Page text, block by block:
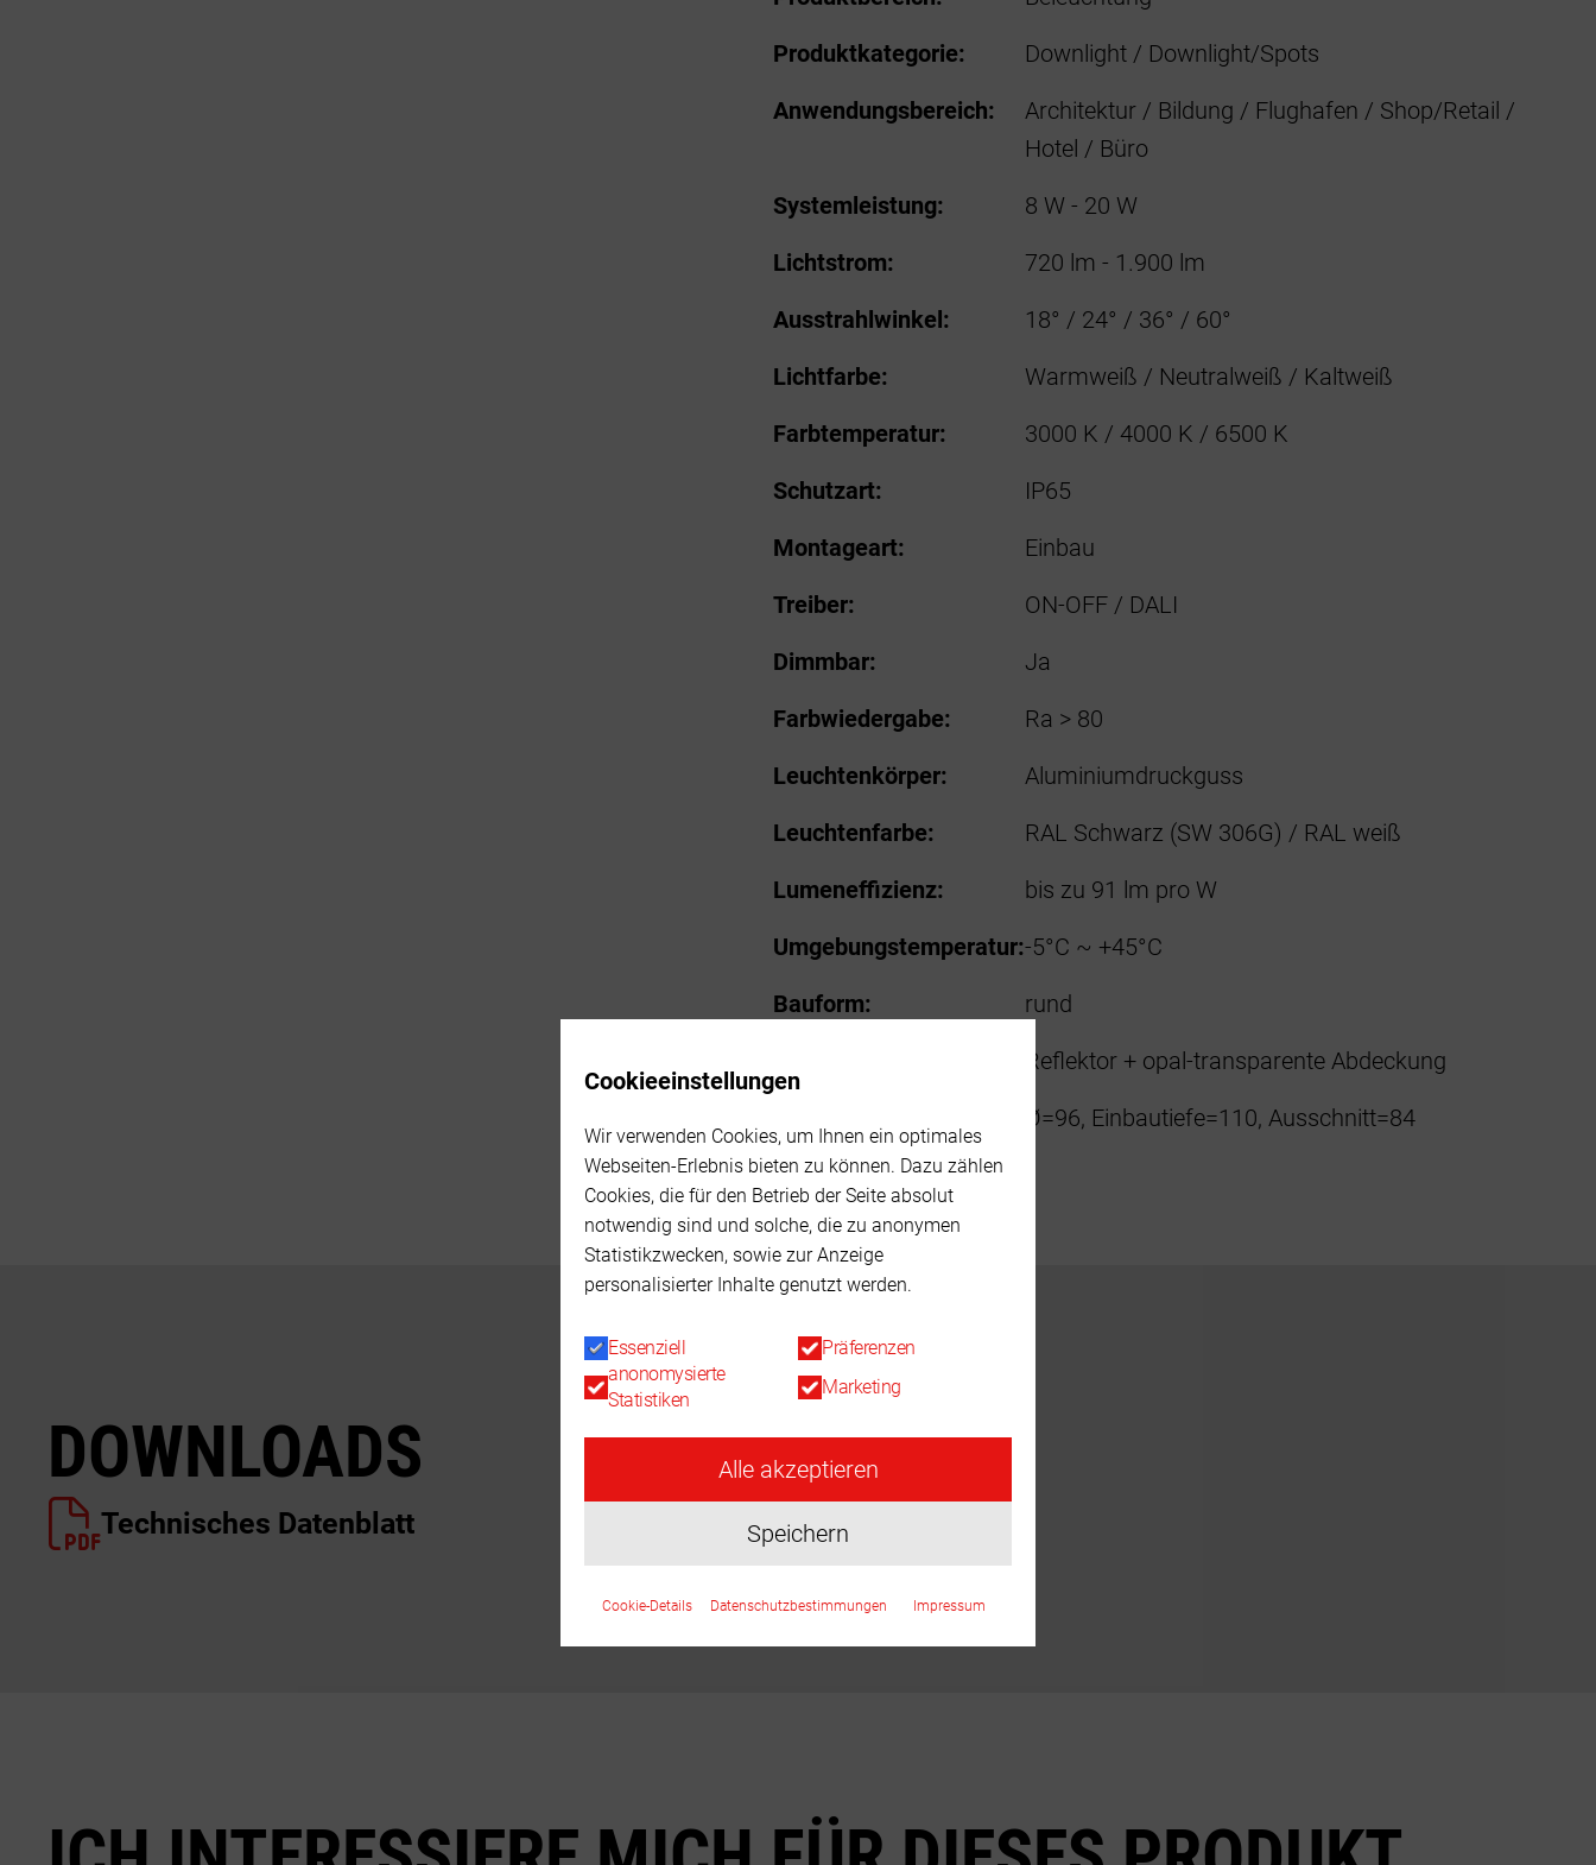
Produktkategorie:
Downlight / Downlight/Spots
Anwendungsbereich:
Architektur / Bildung / Flughafen / Shop/Retail /
Hotel / Büro
Systemleistung:
8 W - 20 W
Lichtstrom:
720 lm - 1.900 lm
Ausstrahlwinkel:
18° / 24° / 36° / 60°
Lichtfarbe:
Warmweiß / Neutralweiß / Kaltweiß
Farbtemperatur:
3000 K / 4000 K / 6500 K
Schutzart:
IP65
Montageart:
Einbau
Treiber:
ON-OFF / DALI
Dimmbar:
Ja
Farbwiedergabe:
Ra > 80
Leuchtenkörper:
Aluminiumdruckguss
Leuchtenfarbe:
RAL Schwarz (SW 306G) / RAL weiß
Lumeneffizienz:
bis zu 91 lm pro W
Umgebungstemperatur:-5°C ~ +45°C
Bauform:
rund
Reflektor + opal-transparente Abdeckung
Ø=96, Einbautiefe=110, Ausschnitt=84
DOWNLOADS
Technisches Datenblatt
Cookieeinstellungen
Wir verwenden Cookies, um Ihnen ein optimales
Webseiten-Erlebnis bieten zu können. Dazu zählen
Cookies, die für den Betrieb der Seite absolut
notwendig sind und solche, die zu anonymen
Statistikzwecken, sowie zur Anzeige
personalisierter Inhalte genutzt werden.
Essenziell
Präferenzen
anonomysierte
Statistiken
Marketing
Alle akzeptieren
Speichern
Cookie-Details Datenschutzbestimmungen Impressum